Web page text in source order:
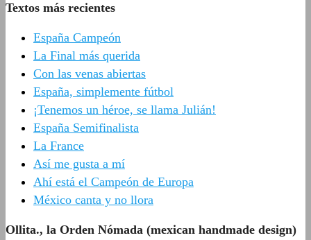
Textos más recientes
España Campeón
La Final más querida
Con las venas abiertas
España, simplemente fútbol
¡Tenemos un héroe, se llama Julián!
España Semifinalista
La France
Así me gusta a mí
Ahí está el Campeón de Europa
México canta y no llora
Ollita., la Orden Nómada (mexican handmade design)